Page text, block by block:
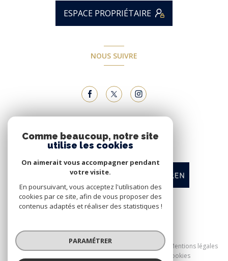
ESPACE PROPRIÉTAIRE
NOUS SUIVRE
NOUS ADHÉRONS
© 2026 | Tous droits réservés
Nos honoraires
Nos partenaires
Mentions légales
Cookies
Comme beaucoup, notre site
utilise les cookies
On aimerait vous accompagner pendant
votre visite.
En poursuivant, vous acceptez l'utilisation des
cookies par ce site, afin de vous proposer des
contenus adaptés et réaliser des statistiques !
PARAMÉTRER